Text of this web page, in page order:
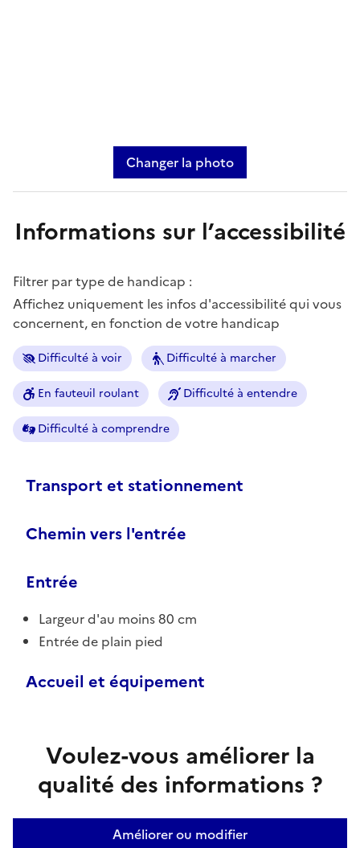
Changer la photo
Informations sur l’accessibilité
Filtrer par type de handicap :
Affichez uniquement les infos d'accessibilité qui vous
concernent, en fonction de votre handicap
Difficulté à voir Difficulté à marcher
En fauteuil roulant Difficulté à entendre
Difficulté à comprendre
Transport et stationnement
Chemin vers l'entrée
Entrée
Largeur d'au moins 80 cm
Entrée de plain pied
Accueil et équipement
Voulez-vous améliorer la
qualité des informations ?
Améliorer ou modifier